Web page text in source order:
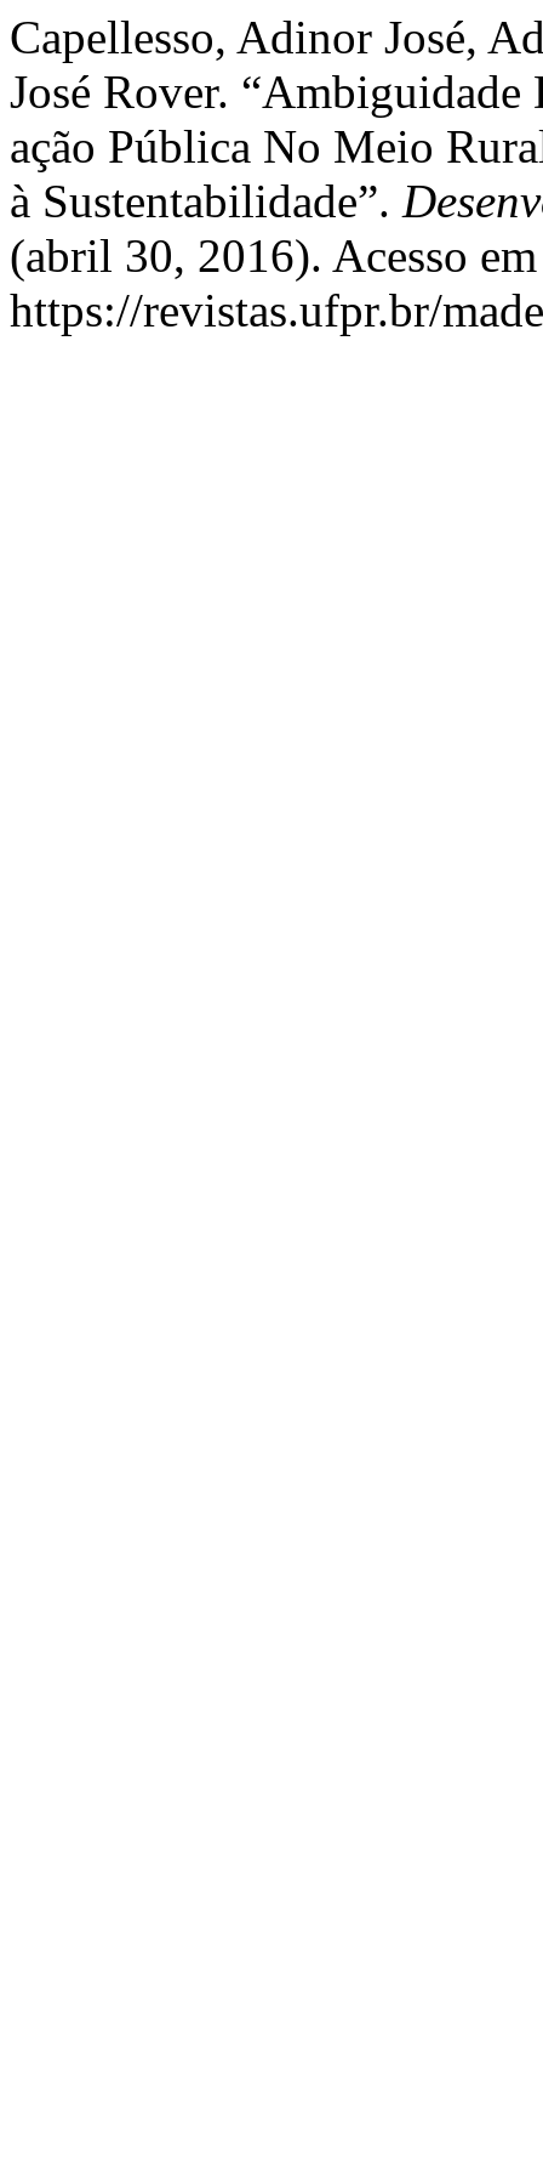
Capellesso, Adinor José,
José Rover.
ação Pública No Meio
à Sustentabilidade”.
(abril 30, 2016). Acesso
https://revistas.ufpr.br/